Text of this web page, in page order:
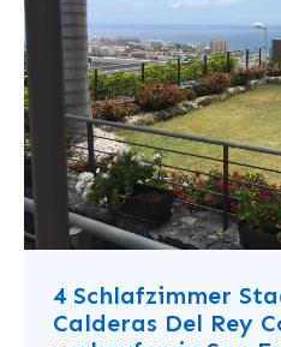
4 Schlafzimmer
Calderas Del Rey